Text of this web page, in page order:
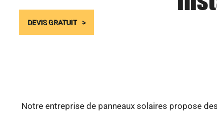
DEVIS GRATUIT
Notre entreprise de panneaux solaires propose